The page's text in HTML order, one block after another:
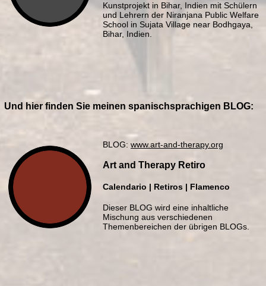
Kunstprojekt in Bihar, Indien mit Schülern
und Lehrern der Niranjana Public Welfare
School in Sujata Village near Bodhgaya,
Bihar, Indien.
Und hier finden Sie meinen spanischsprachigen BLOG:
BLOG: www.art-and-therapy.org
Art and Therapy Retiro
Calendario | Retiros | Flamenco
Dieser BLOG wird eine inhaltliche
Mischung aus verschiedenen
Themenbereichen der übrigen BLOGs.